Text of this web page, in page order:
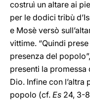
costruì un altare ai
per le dodici tribù
e Mosè versò
vittime. “Quindi
presenza del
presenti la promessa
Dio. Infine con l’altra
popolo (cf. Es 24, 3-